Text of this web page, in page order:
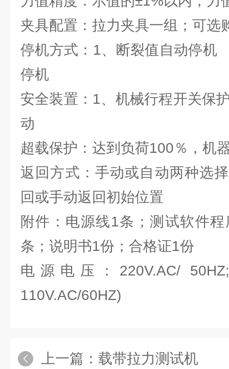
夹具配置：拉力夹具一组；可选
停机方式：1、断裂值自动停
停机
安全装置：1、机械行程开关保
动
超载保护：达到负荷100％，机
返回方式：手动或自动两种选
回或手动返回初始位置
附件：电源线1条；测试软件
条；说明书1份；合格证1份
电源电压：220V.AC/
110V.AC/60HZ)
上一篇： 载带拉力测试机